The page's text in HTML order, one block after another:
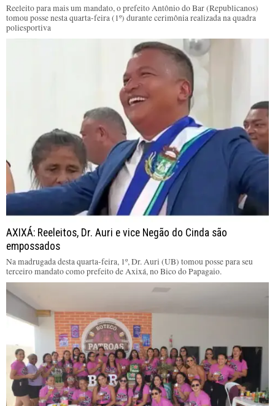
Reeleito para mais um mandato, o prefeito Antônio do Bar (Republicanos)
tomou posse nesta quarta-feira (1º) durante cerimônia realizada na quadra
poliesportiva
AXIXÁ: Reeleitos, Dr. Auri e vice Negão do Cinda são
empossados
Na madrugada desta quarta-feira, 1º, Dr. Auri (UB) tomou posse para seu
terceiro mandato como prefeito de Axixá, no Bico do Papagaio.